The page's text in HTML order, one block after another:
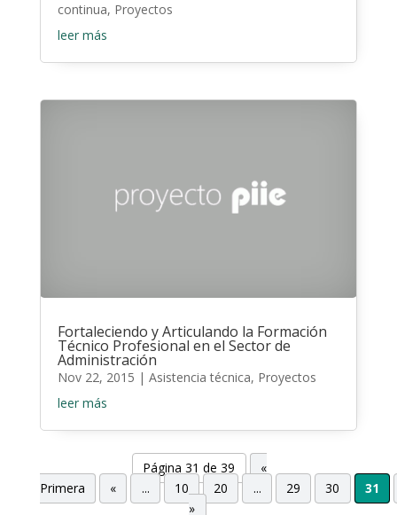
continua, Proyectos
leer más
Fortaleciendo y Articulando la Formación
Técnico Profesional en el Sector de
Administración
Nov 22, 2015 | Asistencia técnica, Proyectos
leer más
Página 31 de 39
«
Primera
« ... 10 20 ... 29 30
31
»